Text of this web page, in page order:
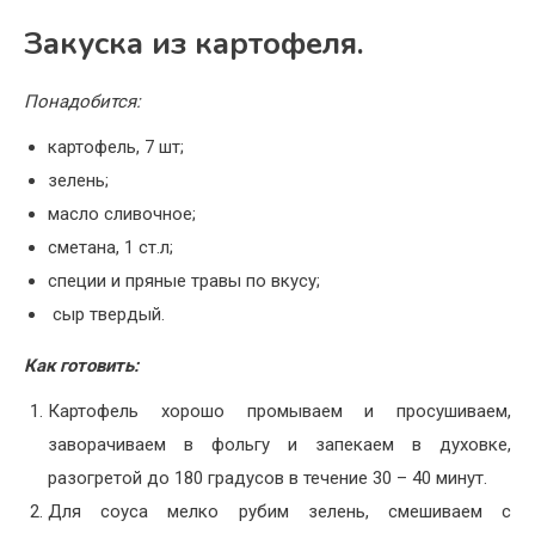
Закуска из картофеля.
Понадобится:
картофель, 7 шт;
зелень;
масло сливочное;
сметана, 1 ст.л;
специи и пряные травы по вкусу;
сыр твердый.
Как готовить:
Картофель хорошо промываем и просушиваем,
заворачиваем в фольгу и запекаем в духовке,
разогретой до 180 градусов в течение 30 – 40 минут.
Для соуса мелко рубим зелень, смешиваем с